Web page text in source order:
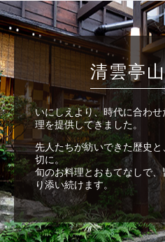
清雲亭
いにしえより、時代に合わ
理を提供してきました。
先人たちが紡いできた歴史
切に。
旬のお料理とおもてなしで
り添い続けます。